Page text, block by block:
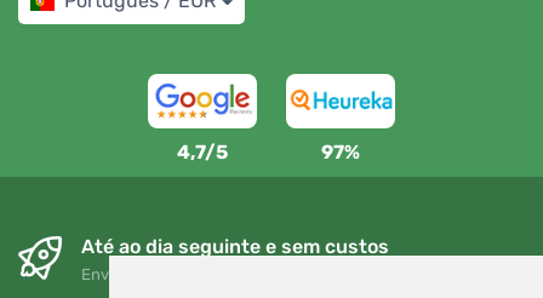
4,7/5 97%
Até ao dia seguinte e sem custos
Envio gratuito para encomendas superiores a 80 EUR